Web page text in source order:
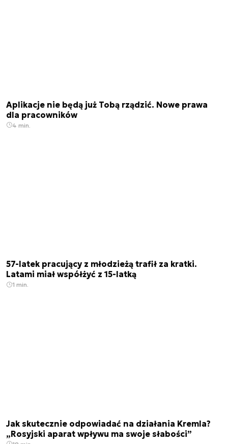
Aplikacje nie będą już Tobą rządzić. Nowe prawa
dla pracowników
4 min.
57-latek pracujący z młodzieżą trafił za kratki.
Latami miał współżyć z 15-latką
1 min.
Jak skutecznie odpowiadać na działania Kremla?
„Rosyjski aparat wpływu ma swoje słabości”